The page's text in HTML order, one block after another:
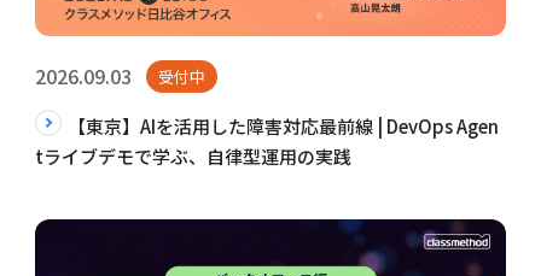
2026.09.03 受付中
【東京】AIを活用した障害対応最前線 | DevOps Agen
tライブデモで学ぶ、自律型運用の実践